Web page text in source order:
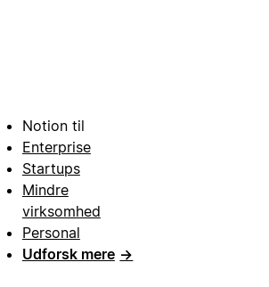
Notion til
Enterprise
Startups
Mindre
virksomhed
Personal
Udforsk mere →